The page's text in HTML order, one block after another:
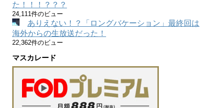
た！！！？？？
24,111件のビュー
ありえない！？「ロングバケーション」最終回は
海外からの生放送だった！
22,362件のビュー
マスカレード